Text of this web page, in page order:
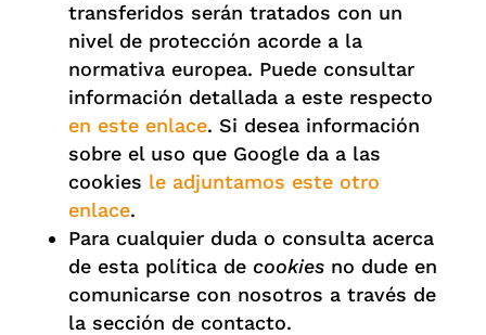
transferidos serán tratados con un
nivel de protección acorde a la
normativa europea. Puede consultar
información detallada a este respecto
en este enlace. Si desea información
sobre el uso que Google da a las
cookies le adjuntamos este otro
enlace.
Para cualquier duda o consulta acerca
de esta política de cookiesno dude en
comunicarse con nosotros a través de
la sección de contacto.